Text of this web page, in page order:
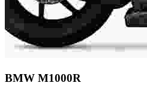
BMW M1000R